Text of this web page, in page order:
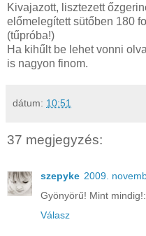
Kivajazott, lisztezett
előmelegített sütőben 180
(tűpróba!)
Ha kihűlt be lehet vonni
is nagyon finom.
dátum: 10:51
37 megjegyzés:
szepyke 2009.
Gyönyörű! Mint
Válasz